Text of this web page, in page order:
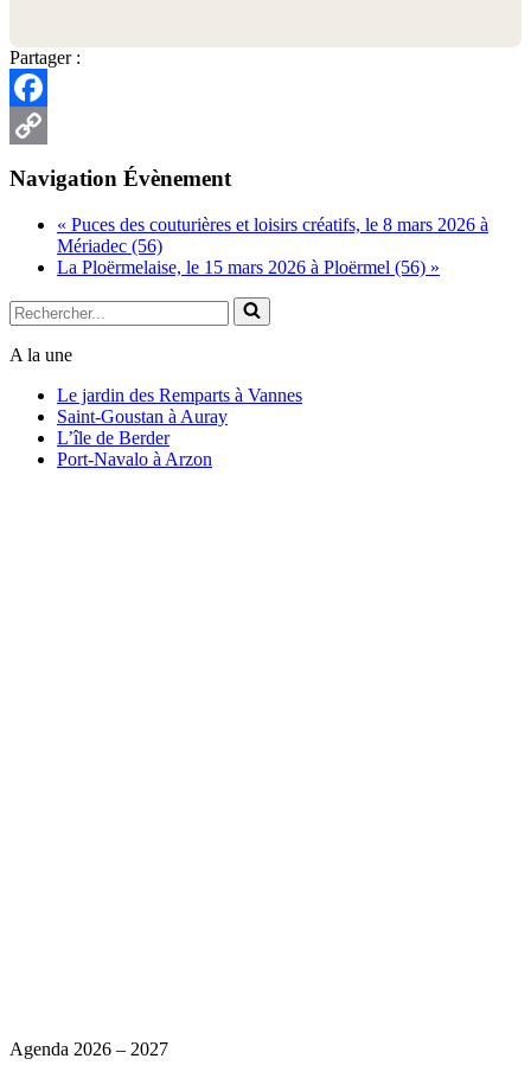
Partager :
Facebook
Navigation Évènement
« Puces des couturières et loisirs créatifs, le 8 mars 2026 à
Mériadec (56)
La Ploërmelaise, le 15 mars 2026 à Ploërmel (56) »
Rechercher...
A la une
Le jardin des Remparts à Vannes
Saint-Goustan à Auray
L’île de Berder
Port-Navalo à Arzon
Agenda 2026 – 2027